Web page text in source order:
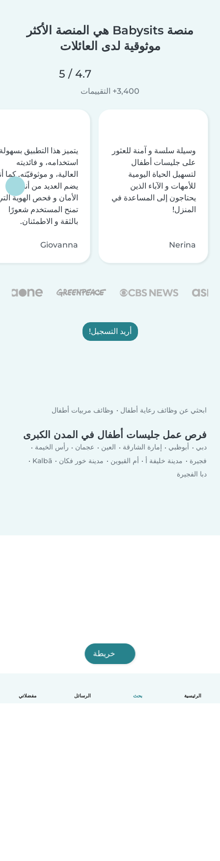
الرئيسية بحث الرسائل مفضلاتي
منصة Babysits هي المنصة الأكثر
موثوقية لدى العائلات
4.7 / 5
3,400+ التقييمات
وسيلة سلسة و آمنة للعثور
على جليسات أطفال
لتسهيل الحياة اليومية
للأمهات و الآباء الذين
يحتاجون إلى المساعدة في
المنزل!
Nerina
يتميز هذا التطبيق
استخدامه، و فائديته
العالية، و موثوقيّته. كما
يضم العديد من أنظمة
الأمان و فحص الهوية
تمنح المستخدم شعورًا
بالثقة و الاطمئنان.
Giovanna
أريد التسجيل!
ابحثي عن وظائف رعاية أطفال وظائف مربيات أطفال
فرص عمل جليسات أطفال في المدن الكبرى
دبي أبوظبي إمارة الشارقة العين عجمان
رأس الخيمة
فجيرة
مدينة خليفة أ أم القيوين مدينة خور فكان
Kalbā
دبا الفجيرة
خريطة